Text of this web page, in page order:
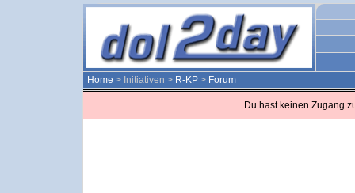
Home > Initiativen > R-KP > Forum
Du hast keinen Zugang